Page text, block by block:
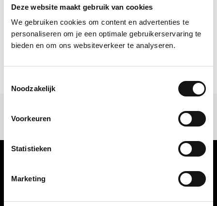
Deze website maakt gebruik van cookies
We gebruiken cookies om content en advertenties te
personaliseren om je een optimale gebruikerservaring te
bieden en om ons websiteverkeer te analyseren.
Noodzakelijk
Voorkeuren
Statistieken
Marketing
sensationele projecten die de staat van
de architectuur weerspiegelen. Wij zijn
super trots dat het Santos-pakhuis
hiermee de aandacht krijgt die het
Brede Hilledijk 95
3072 KD Rotterdam